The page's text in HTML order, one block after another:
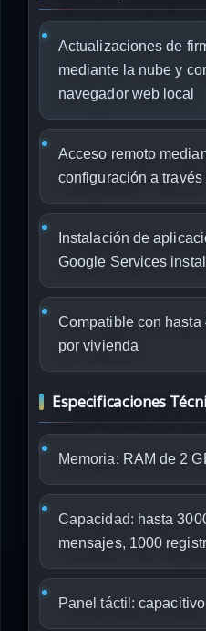
Actualizaciones de
mediante la nube y
navegador web local
Acceso remoto
configuración a
Instalación de
Google Services
Compatible con hasta
por vivienda
Especificaciones
Memoria: RAM de 2
Capacidad: hasta
mensajes, 1000
Panel táctil: capacitivo